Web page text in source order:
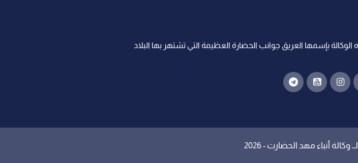
بإسمها العريق جوانب الحضارة العظيمة التي تشتهر بها البلاد
وكالة أنباء مهد الحضارت - 2026